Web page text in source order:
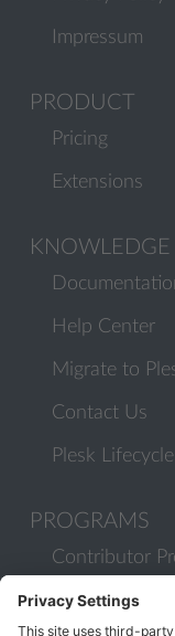
Impressum
PRODUCT
Pricing
Extensions
KNOWLEDGE
Help Center
Migrate to
Contact Us
Plesk
PROGRAMS
Contributor
Partner